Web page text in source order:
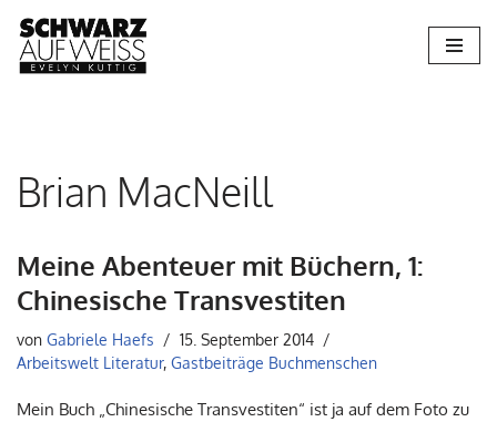
Zum
Brian MacNeill
Meine Abenteuer mit Büchern, 1:
Chinesische Transvestiten
von Gabriele Haefs
15. September 2014
Arbeitswelt Literatur, Gastbeiträge Buchmenschen
Mein Buch „Chinesische Transvestiten“ ist ja auf dem Foto zu